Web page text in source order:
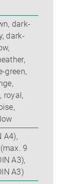
dark-
dark-
green,
royal,
A4),
9
A3),
A3)